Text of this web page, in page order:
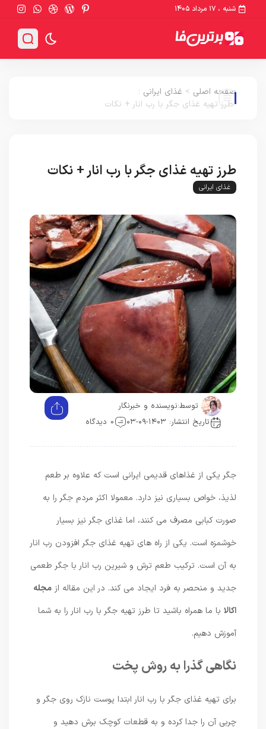
شنبه ، ۱۷ مرداد ۱۴۰۵
صفحه اصلی > غذای ایرانی
طرز تهیه غذای جگر با رب انار + نکات
طرز تهیه غذای جگر با رب انار + نکات
غذای ایرانی
توسط: نویسنده و خبرنگار
تاریخ انتشار: ۱۴۰۳-۰۹-۰۳
0 دیدگاه
جگر یکی از غذاهای قدیمی ایرانی است که علاوه بر طعم
لذیذ، خواص بسیاری نیز دارد. معمولا اکثر مردم جگر را به
صورت کبابی مصرف می کنند، اما غذای جگر نیز بسیار
خوشمزه است. یکی از راه های تهیه غذای جگر افزودن رب انار
به آن است. ترکیب طعم ترش و شیرین رب انار با جگر طعمی
جدید و منحصر به فرد ایجاد می کند. در این مقاله ازمجله
با ما همراه باشید تا طرز تهیه جگر با رب انار را به شما
آموزش دهیم.
نگاهی گذرا به روش پخت
برای تهیه غذای جگر با رب انار ابتدا پوست نازک روی جگر و
چربی آن را جدا کرده و به قطعات کوچک برش دهید و